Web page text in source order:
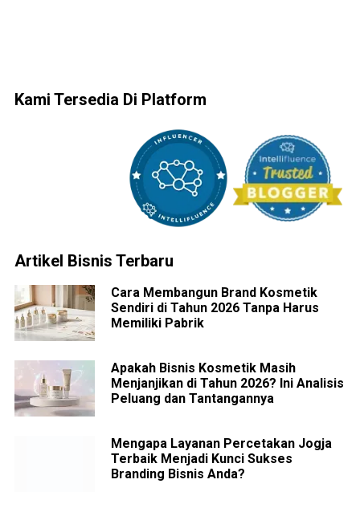
Kami Tersedia Di Platform
Artikel Bisnis Terbaru
Cara Membangun Brand Kosmetik
Sendiri di Tahun 2026 Tanpa Harus
Memiliki Pabrik
Apakah Bisnis Kosmetik Masih
Menjanjikan di Tahun 2026? Ini Analisis
Peluang dan Tantangannya
Mengapa Layanan Percetakan Jogja
Terbaik Menjadi Kunci Sukses
Branding Bisnis Anda?